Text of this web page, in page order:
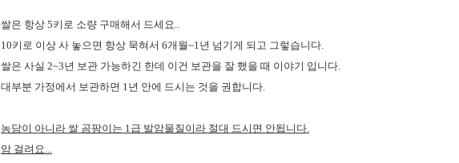
쌀은 항상 5키로 소량 구매해서 드세요..
10키로 이상 사 놓으면 항상 묵혀서 6개월~1년 넘기게 되고 그렇습니다.
쌀은 사실 2~3년 보관 가능하긴 한데 이건 보관을 잘 했을 때 이야기 입니다.
대부분 가정에서 보관하면 1년 안에 드시는 것을 권합니다.
농담이 아니라 쌀 곰팡이는 1급 발암물질이라 절대 드시면 안됩니다.
암 걸려요...